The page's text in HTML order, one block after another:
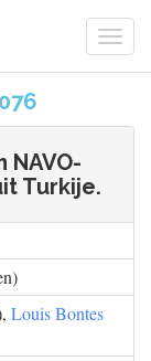
NAVO-
Turkije.
Louis Bontes